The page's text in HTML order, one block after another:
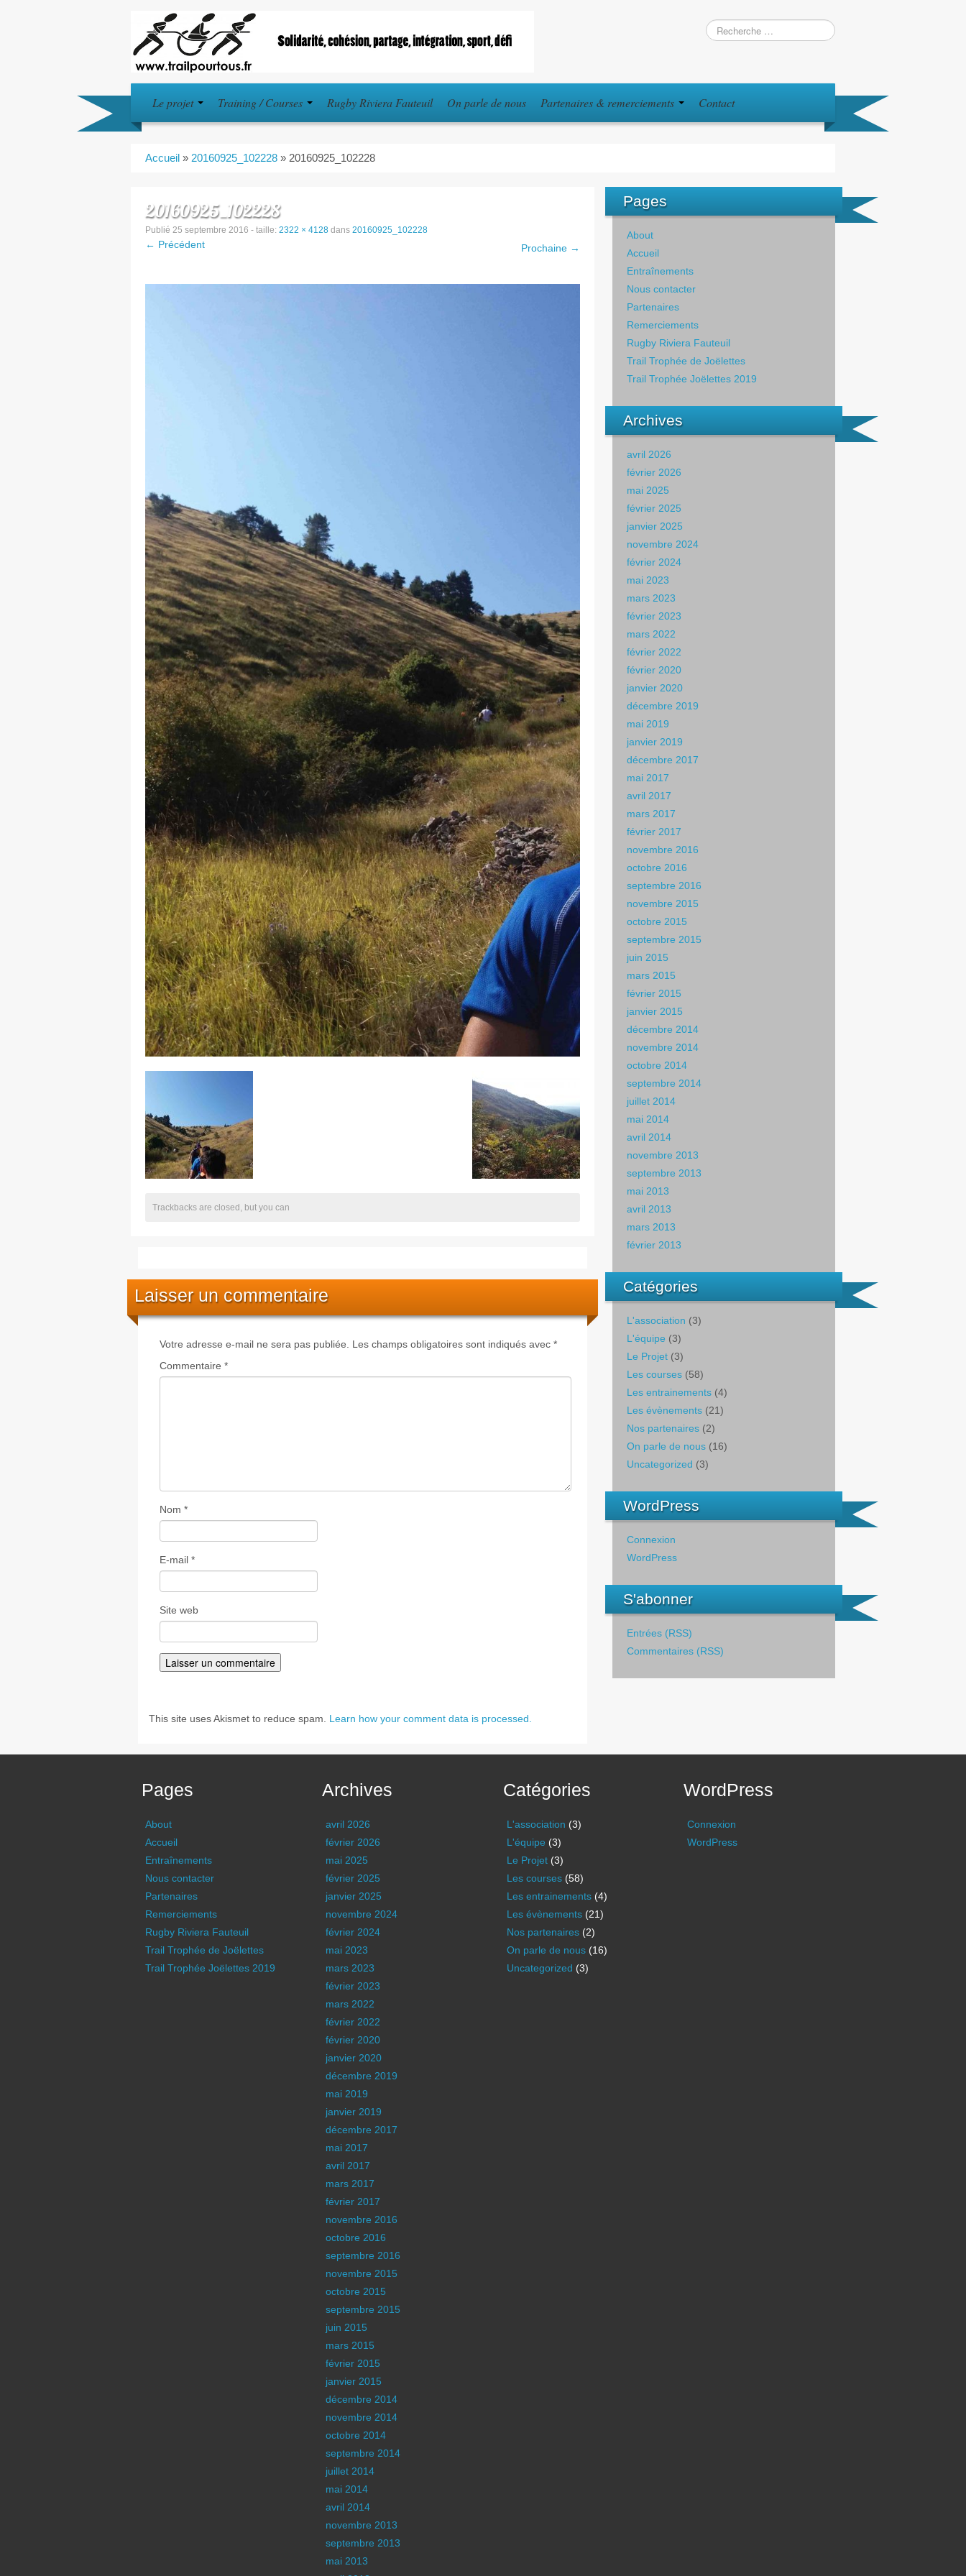
Le projet Training / Courses Rugby Riviera Fauteuil On parle de nous Partenaires & remerciements Contact
Accueil » 20160925_102228 » 20160925_102228
20160925_102228
Publié 25 septembre 2016 - taille: 2322 × 4128 dans 20160925_102228
← Précédent Prochaine →
Trackbacks are closed, but you can
Laisser un commentaire
Votre adresse e-mail ne sera pas publiée. Les champs obligatoires sont indiqués avec *
Commentaire *
Nom *
E-mail *
Site web
This site uses Akismet to reduce spam. Learn how your comment data is processed.
Pages
About
Accueil
Entraînements
Nous contacter
Partenaires
Remerciements
Rugby Riviera Fauteuil
Trail Trophée de Joëlettes
Trail Trophée Joëlettes 2019
Archives
avril 2026
février 2026
mai 2025
février 2025
janvier 2025
novembre 2024
février 2024
mai 2023
mars 2023
février 2023
mars 2022
février 2022
février 2020
janvier 2020
décembre 2019
mai 2019
janvier 2019
décembre 2017
mai 2017
avril 2017
mars 2017
février 2017
novembre 2016
octobre 2016
septembre 2016
novembre 2015
octobre 2015
septembre 2015
juin 2015
mars 2015
février 2015
janvier 2015
décembre 2014
novembre 2014
octobre 2014
septembre 2014
juillet 2014
mai 2014
avril 2014
novembre 2013
septembre 2013
mai 2013
avril 2013
mars 2013
février 2013
Catégories
L'association (3)
L'équipe (3)
Le Projet (3)
Les courses (58)
Les entrainements (4)
Les évènements (21)
Nos partenaires (2)
On parle de nous (16)
Uncategorized (3)
WordPress
Connexion
WordPress
S'abonner
Entrées (RSS)
Commentaires (RSS)
Pages
About
Accueil
Entraînements
Nous contacter
Partenaires
Remerciements
Rugby Riviera Fauteuil
Trail Trophée de Joëlettes
Trail Trophée Joëlettes 2019
Archives
avril 2026
février 2026
mai 2025
février 2025
janvier 2025
novembre 2024
février 2024
mai 2023
mars 2023
février 2023
mars 2022
février 2022
février 2020
janvier 2020
décembre 2019
mai 2019
janvier 2019
décembre 2017
mai 2017
avril 2017
mars 2017
février 2017
novembre 2016
octobre 2016
septembre 2016
novembre 2015
octobre 2015
septembre 2015
juin 2015
mars 2015
février 2015
janvier 2015
décembre 2014
novembre 2014
octobre 2014
septembre 2014
juillet 2014
mai 2014
avril 2014
novembre 2013
septembre 2013
mai 2013
Catégories
L'association (3)
L'équipe (3)
Le Projet(3)
Les courses(58)
Les entrainements(4)
Les évènements(21)
Nos partenaires(2)
On parle de nous(16)
Uncategorized (3)
WordPress
Connexion
WordPress